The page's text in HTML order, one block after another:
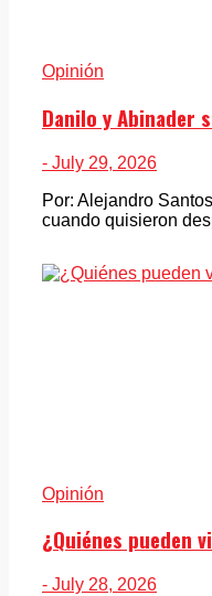
Opinión
Danilo y Abinader
- July 29, 2026
Por: Alejandro
cuando quisieron
Opinión
¿Quiénes pueden
- July 28, 2026